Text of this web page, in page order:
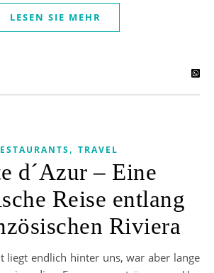
LESEN SIE MEHR
, TRAVEL
d´Azur – Eine
Reise entlang
Riviera